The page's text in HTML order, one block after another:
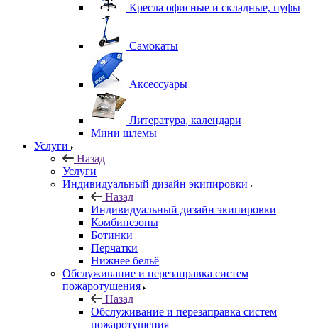
Кресла офисные и складные, пуфы
Самокаты
Аксессуары
Литература, календари
Мини шлемы
Услуги
Назад
Услуги
Индивидуальный дизайн экипировки
Назад
Индивидуальный дизайн экипировки
Комбинезоны
Ботинки
Перчатки
Нижнее бельё
Обслуживание и перезаправка систем
пожаротушения
Назад
Обслуживание и перезаправка систем
пожаротушения